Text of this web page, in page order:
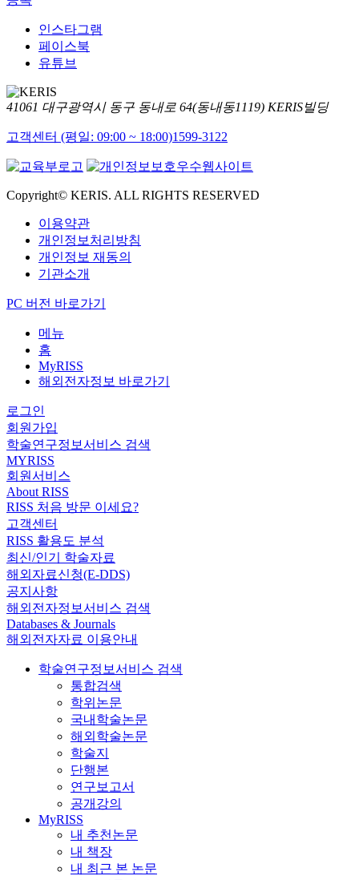
인스타그램
페이스북
유튜브
41061 대구광역시 동구 동내로 64(동내동1119) KERIS빌딩
고객센터 (평일: 09:00 ~ 18:00)1599-3122
Copyright© KERIS. ALL RIGHTS RESERVED
이용약관
개인정보처리방침
개인정보 재동의
기관소개
PC 버전 바로가기
메뉴
홈
MyRISS
해외전자정보 바로가기
로그인
회원가입
학술연구정보서비스 검색
MYRISS
회원서비스
About RISS
RISS 처음 방문 이세요?
고객센터
RISS 활용도 분석
최신/인기 학술자료
해외자료신청(E-DDS)
공지사항
해외전자정보서비스 검색
Databases & Journals
해외전자자료 이용안내
학술연구정보서비스 검색
통합검색
학위논문
국내학술논문
해외학술논문
학술지
단행본
연구보고서
공개강의
MyRISS
내 추천논문
내 책장
내 최근 본 논문